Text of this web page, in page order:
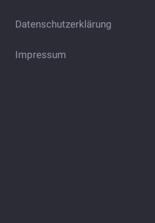
Datenschutzerklärung
Impressum